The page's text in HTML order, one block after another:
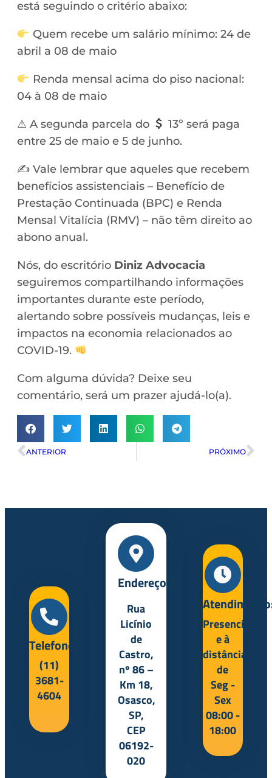
está seguindo o critério abaixo:
Quem recebe um salário mínimo: 24 de
abril a 08 de maio
Renda mensal acima do piso nacional:
04 à 08 de maio
⚠ A segunda parcela do
13º será paga
entre 25 de maio e 5 de junho.
✍ Vale lembrar que aqueles que recebem
benefícios assistenciais – Benefício de
Prestação Continuada (BPC) e Renda
Mensal Vitalícia (RMV) – não têm direito ao
abono anual.
Nós, do escritório Diniz Advocacia
seguiremos compartilhando informações
importantes durante este período,
alertando sobre possíveis mudanças, leis e
impactos na economia relacionados ao
COVID-19.
Com alguma dúvida? Deixe seu
comentário, será um prazer ajudá-lo(a).
ANTERIOR PRÓXIMO
Telefone:
(11)
3681-
4604
Endereço:
Rua
Licínio
de
Castro,
nº 86 –
Km 18,
Osasco,
SP,
CEP
06192-
020
Presencial
e à
distância
de
Seg -
Sex
08:00 -
18:00